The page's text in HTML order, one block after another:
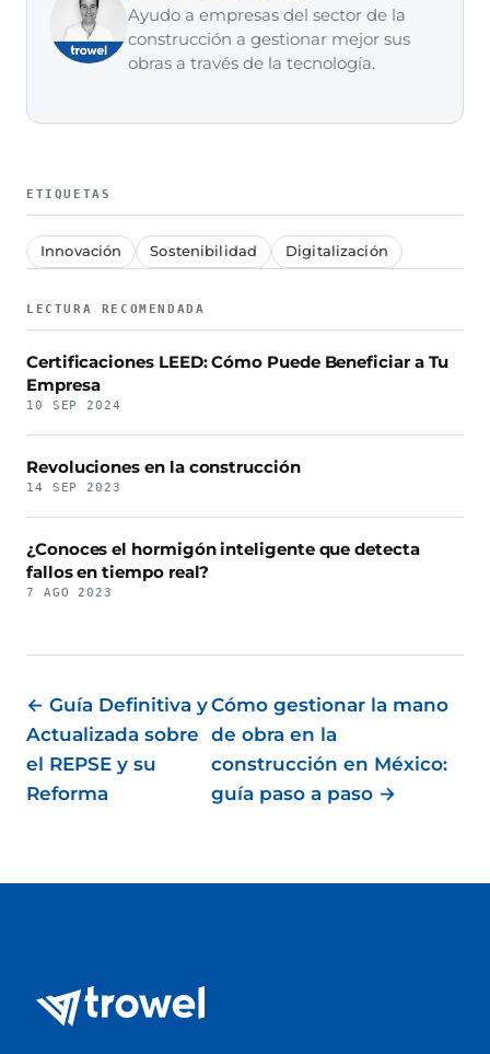
Ayudo a empresas del sector de la
construcción a gestionar mejor sus
obras a través de la tecnología.
ETIQUETAS
Innovación Sostenibilidad Digitalización
LECTURA RECOMENDADA
Certificaciones LEED: Cómo Puede Beneficiar a Tu
Empresa
10 SEP 2024
Revoluciones en la construcción
14 SEP 2023
¿Conoces el hormigón inteligente que detecta
fallos en tiempo real?
7 AGO 2023
← Guía Definitiva y
Actualizada sobre
el REPSE y su
Reforma
Cómo gestionar la mano
de obra en la
construcción en México:
guía paso a paso →